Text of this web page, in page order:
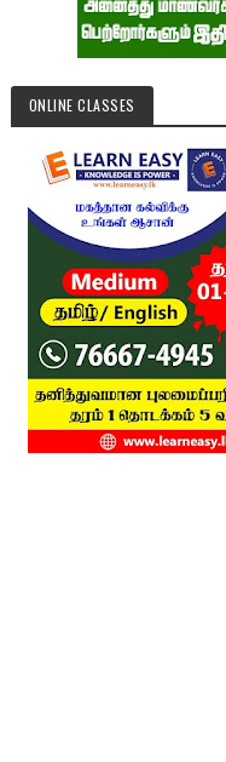
ONLINE CLASSES